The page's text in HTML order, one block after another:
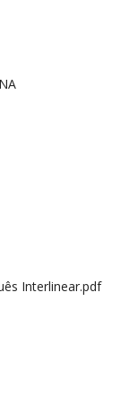
Interlinear.pdf